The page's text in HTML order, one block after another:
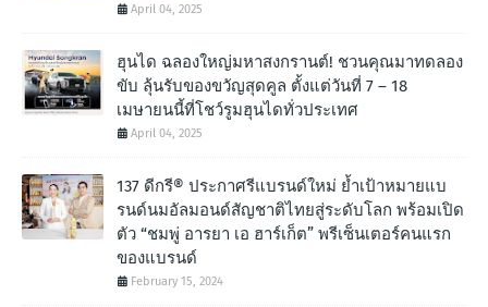
April 04, 2025
ฮุนได ฉลองใหญ่มหาสงกรานต์! ชวนคุณมาทดลอง
ขับ ลุ้นรับของขวัญสุดคูล ตั้งแต่วันที่ 7 – 18
เมษายนนี้ที่โชว์รูมฮุนไดทั่วประเทศ
April 04, 2025
137 ดีกรี® ประกาศรีแบรนด์ใหม่ ย้ำเป้าหมายแบ
รนด์นมอัลมอนด์สัญชาติไทยสู่ระดับโลก พร้อมเปิด
ตัว “ชมพู่ อารยา เอ ฮาร์เก็ต” พรีเซ็นเตอร์คนแรก
ของแบรนด์
February 15, 2024